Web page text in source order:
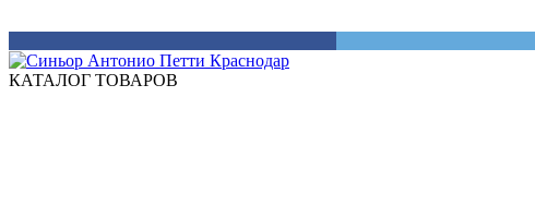
КАТАЛОГ ТОВАРОВ